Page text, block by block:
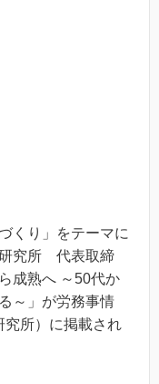
くり」をテーマに
研究所 代表取締
成熟へ ～50代か
～」が労務事情
究所）に掲載され